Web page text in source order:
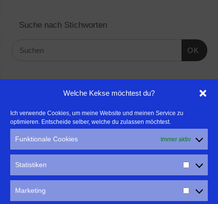
Welche Kekse möchtest du?
Ich verwende Cookies, um meine Website und meinen Service zu
optimieren. Entscheide selber, welche du zulassen möchtest.
Funktionale Cookies Immer aktiv
Statistiken
Marketing
Suche nach Stichworten
OK
- Für professionelle Fotografen, die ihre Stärken mehr in den
Fokus rücken wollen, empfehle ich eine Beratung durch Frau
Dr. Martina Mettner